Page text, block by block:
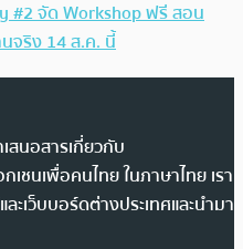
#2 จัด Workshop ฟรี สอน
นจริง 14 ส.ค. นี้
สนอสารเกี่ยวกับ
เชนเพื่อคนไทย ในภาษาไทย เรา
เว็บบอร์ดต่างประเทศและนำมา